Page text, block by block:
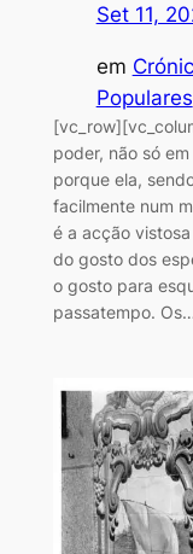
Set 11,
em
Populares
poder, não só
porque ela,
facilmente num
é a acção
do gosto dos
o gosto para
passatempo.